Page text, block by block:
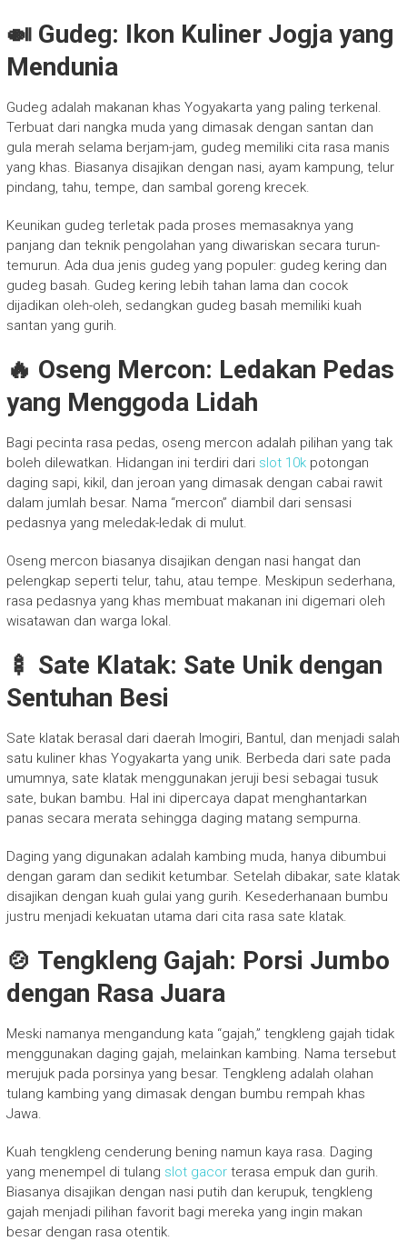
🍛 Gudeg: Ikon Kuliner Jogja yang
Mendunia
Gudeg adalah makanan khas Yogyakarta yang paling terkenal.
Terbuat dari nangka muda yang dimasak dengan santan dan
gula merah selama berjam-jam, gudeg memiliki cita rasa manis
yang khas. Biasanya disajikan dengan nasi, ayam kampung, telur
pindang, tahu, tempe, dan sambal goreng krecek.
Keunikan gudeg terletak pada proses memasaknya yang
panjang dan teknik pengolahan yang diwariskan secara turun-
temurun. Ada dua jenis gudeg yang populer: gudeg kering dan
gudeg basah. Gudeg kering lebih tahan lama dan cocok
dijadikan oleh-oleh, sedangkan gudeg basah memiliki kuah
santan yang gurih.
🔥 Oseng Mercon: Ledakan Pedas
yang Menggoda Lidah
Bagi pecinta rasa pedas, oseng mercon adalah pilihan yang tak
boleh dilewatkan. Hidangan ini terdiri dari slot 10kpotongan
daging sapi, kikil, dan jeroan yang dimasak dengan cabai rawit
dalam jumlah besar. Nama “mercon” diambil dari sensasi
pedasnya yang meledak-ledak di mulut.
Oseng mercon biasanya disajikan dengan nasi hangat dan
pelengkap seperti telur, tahu, atau tempe. Meskipun sederhana,
rasa pedasnya yang khas membuat makanan ini digemari oleh
wisatawan dan warga lokal.
🍢 Sate Klatak: Sate Unik dengan
Sentuhan Besi
Sate klatak berasal dari daerah Imogiri, Bantul, dan menjadi salah
satu kuliner khas Yogyakarta yang unik. Berbeda dari sate pada
umumnya, sate klatak menggunakan jeruji besi sebagai tusuk
sate, bukan bambu. Hal ini dipercaya dapat menghantarkan
panas secara merata sehingga daging matang sempurna.
Daging yang digunakan adalah kambing muda, hanya dibumbui
dengan garam dan sedikit ketumbar. Setelah dibakar, sate klatak
disajikan dengan kuah gulai yang gurih. Kesederhanaan bumbu
justru menjadi kekuatan utama dari cita rasa sate klatak.
🍲 Tengkleng Gajah: Porsi Jumbo
dengan Rasa Juara
Meski namanya mengandung kata “gajah,” tengkleng gajah tidak
menggunakan daging gajah, melainkan kambing. Nama tersebut
merujuk pada porsinya yang besar. Tengkleng adalah olahan
tulang kambing yang dimasak dengan bumbu rempah khas
Jawa.
Kuah tengkleng cenderung bening namun kaya rasa. Daging
yang menempel di tulang slot gacorterasa empuk dan gurih.
Biasanya disajikan dengan nasi putih dan kerupuk, tengkleng
gajah menjadi pilihan favorit bagi mereka yang ingin makan
besar dengan rasa otentik.